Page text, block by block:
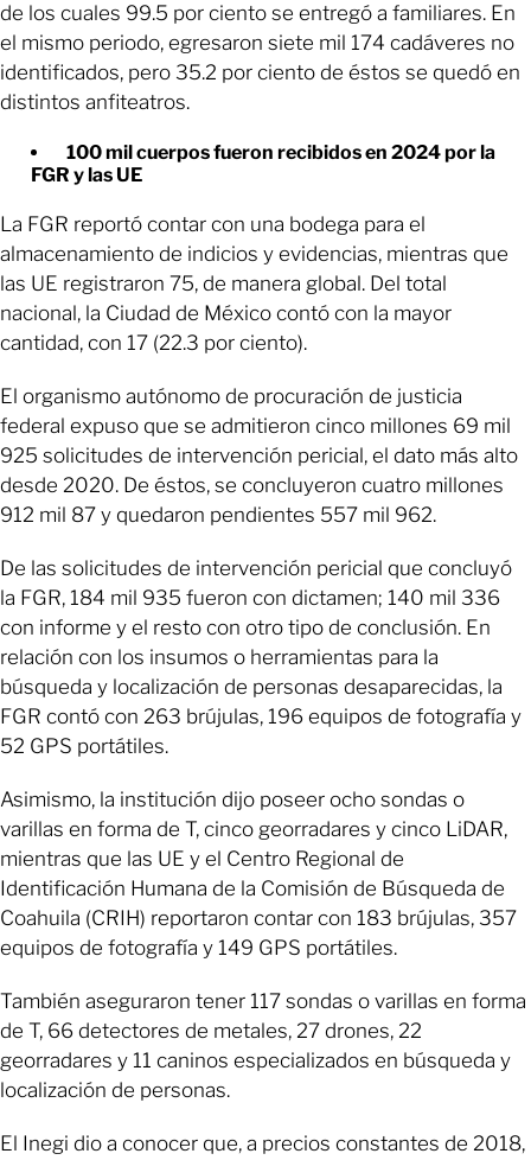
de los cuales 99.5 por ciento se entregó a familiares. En
el mismo periodo, egresaron siete mil 174 cadáveres no
identificados, pero 35.2 por ciento de éstos se quedó en
distintos anfiteatros.
100 mil cuerpos fueron recibidos en 2024 por la
FGR y las UE
La FGR reportó contar con una bodega para el
almacenamiento de indicios y evidencias, mientras que
las UE registraron 75, de manera global. Del total
nacional, la Ciudad de México contó con la mayor
cantidad, con 17 (22.3 por ciento).
El organismo autónomo de procuración de justicia
federal expuso que se admitieron cinco millones 69 mil
925 solicitudes de intervención pericial, el dato más alto
desde 2020. De éstos, se concluyeron cuatro millones
912 mil 87 y quedaron pendientes 557 mil 962.
De las solicitudes de intervención pericial que concluyó
la FGR, 184 mil 935 fueron con dictamen; 140 mil 336
con informe y el resto con otro tipo de conclusión. En
relación con los insumos o herramientas para la
búsqueda y localización de personas desaparecidas, la
FGR contó con 263 brújulas, 196 equipos de fotografía y
52 GPS portátiles.
Asimismo, la institución dijo poseer ocho sondas o
varillas en forma de T, cinco georradares y cinco LiDAR,
mientras que las UE y el Centro Regional de
Identificación Humana de la Comisión de Búsqueda de
Coahuila (CRIH) reportaron contar con 183 brújulas, 357
equipos de fotografía y 149 GPS portátiles.
También aseguraron tener 117 sondas o varillas en forma
de T, 66 detectores de metales, 27 drones, 22
georradares y 11 caninos especializados en búsqueda y
localización de personas.
El Inegi dio a conocer que, a precios constantes de 2018,